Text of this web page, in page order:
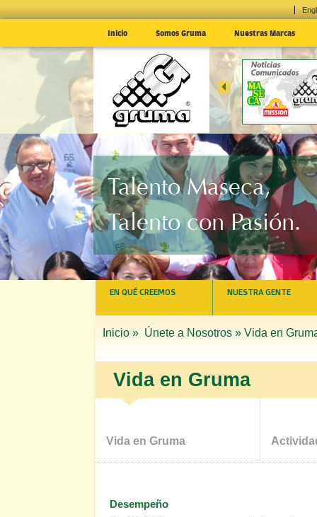
Inicio Somos Gruma Nuestras Marcas
EN EL 1T24; EL
MÉXICO
... »
Talento Maseca,
Talento con Pasión.
EN QUÉ CREEMOS NUESTRA GENTE
Inicio » Únete a Nosotros » Vida en
Vida en Gruma
Vida en Gruma
Desempeño